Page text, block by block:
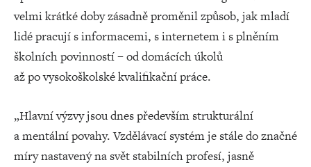
velmi krátké doby zásadně proměnil způsob, jak mladí
lidé pracují s informacemi, s internetem i s plněním
školních povinností – od domácích úkolů
až po vysokoškolské kvalifikační práce.
„Hlavní výzvy jsou dnes především strukturální
a mentální povahy. Vzdělávací systém je stále do značné
míry nastavený na svět stabilních profesí, jasně